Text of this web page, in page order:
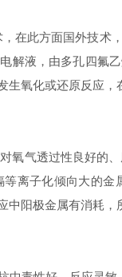
在此方面国外技术
解液，由多孔四氟
氧化或还原反应
气透过性良好的
离子化倾向大的
阳极金属有消耗